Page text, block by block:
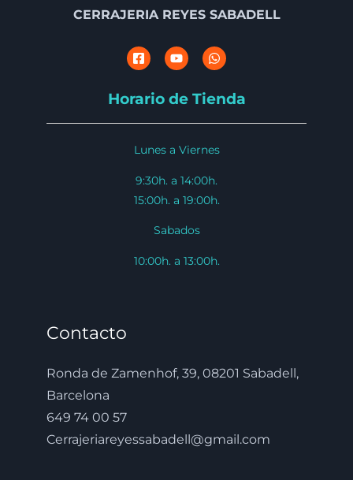
CERRAJERIA REYES SABADELL
Horario de Tienda
Lunes a Viernes
9:30h. a 14:00h.
15:00h. a 19:00h.
Sabados
10:00h. a 13:00h.
Contacto
Ronda de Zamenhof, 39, 08201 Sabadell,
Barcelona
649 74 00 57
Cerrajeriareyessabadell@gmail.com